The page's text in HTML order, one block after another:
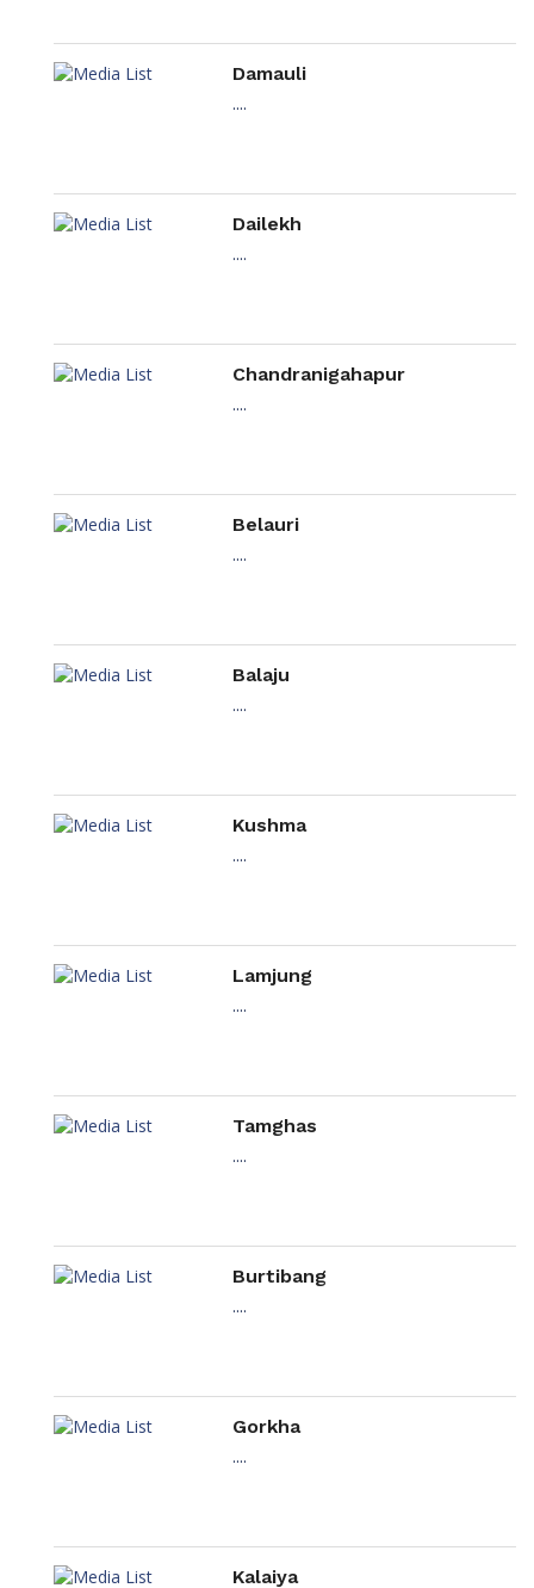
Damauli
....
Dailekh
....
Chandranigahapur
....
Belauri
....
Balaju
....
Kushma
....
Lamjung
....
Tamghas
....
Burtibang
....
Gorkha
....
Kalaiya